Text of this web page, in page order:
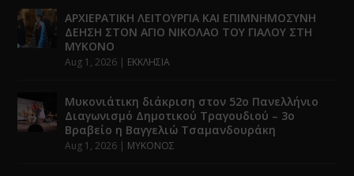
ΑΡΧΙΕΡΑΤΙΚΗ ΛΕΙΤΟΥΡΓΙΑ ΚΑΙ ΕΠΙΜΝΗΜΟΣΥΝΗ
ΔΕΗΣΗ ΣΤΟΝ ΑΓΙΟ ΝΙΚΟΛΑΟ ΤΟΥ ΓΙΑΛΟΥ ΣΤΗ
ΜΥΚΟΝΟ
Aug 1, 2026 | ΕΚΚΛΗΣΙΑ
Μυκονιάτικη διάκριση στον 52ο Πανελλήνιο
Διαγωνισμό Δημοτικού Τραγουδιού – 3ο
Βραβείο η Βαγγελιώ Τσαμανδουράκη
Aug 1, 2026 | ΜΥΚΟΝΟΣ